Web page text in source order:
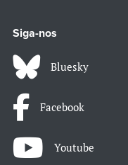
Siga-nos
Bluesky
Facebook
Youtube